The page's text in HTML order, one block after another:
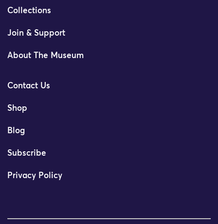
Collections
Join & Support
About The Museum
Contact Us
Shop
Blog
Subscribe
Privacy Policy